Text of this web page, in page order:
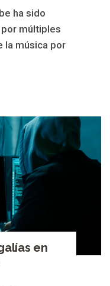
ha sido
múltiples
la música por
en